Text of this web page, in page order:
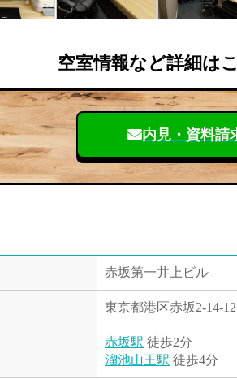
空室情報など詳細は
内見・資料請
赤坂第一井上ビル
東京都港区赤坂2-14-12
赤坂駅 徒歩2分
溜池山王駅 徒歩4分